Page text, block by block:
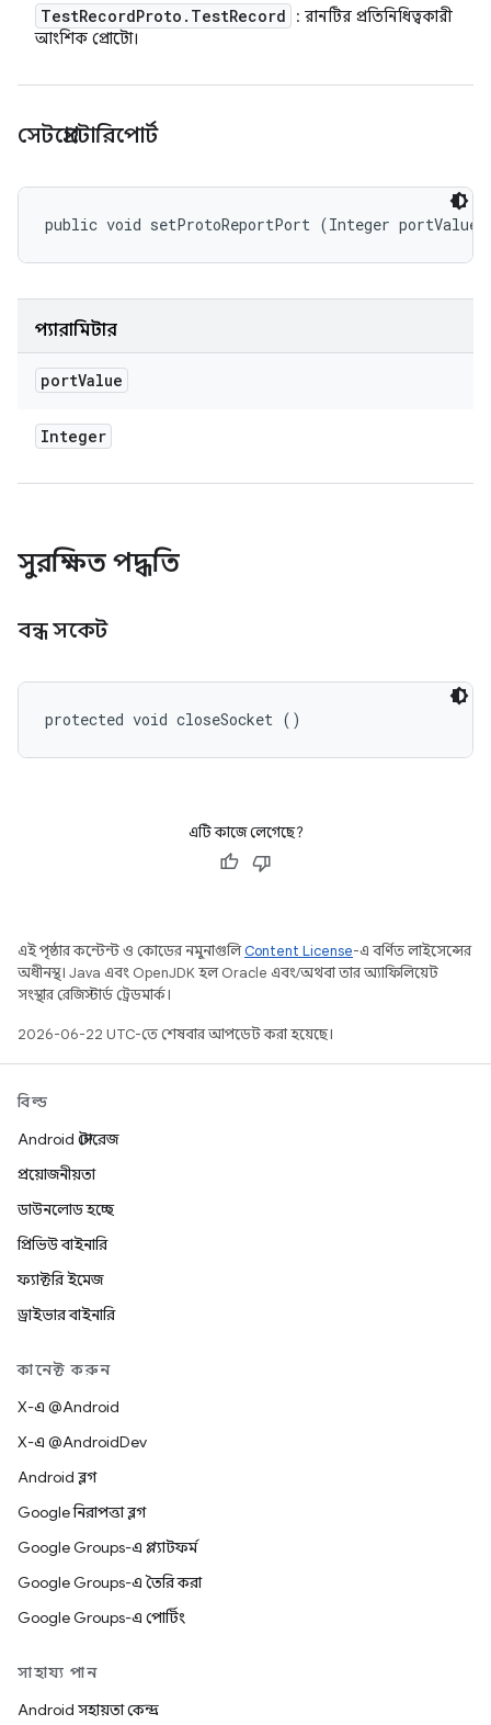
TestRecordProto . TestRecord
: রানটির প্রতিনিধিত্বকারী
আংশিক প্রোটো।
সেটপ্রোটোরিপোর্ট
public void setProtoReportPort (Integer portValue)
প্যারামিটার
portValue
Integer
সুরক্ষিত পদ্ধতি
বন্ধ সকেট
protected void closeSocket ()
এটি কাজে লেগেছে?
এই পৃষ্ঠার কন্টেন্ট ও কোডের নমুনাগুলিContent License-এ বর্ণিত লাইসেন্সের
অধীনস্থ। Java এবং OpenJDK হল Oracle এবং/অথবা তার অ্যাফিলিয়েট
সংস্থার রেজিস্টার্ড ট্রেডমার্ক।
2026-06-22 UTC-তে শেষবার আপডেট করা হয়েছে।
বিল্ড
Android স্টোরেজ
প্রয়োজনীয়তা
ডাউনলোড হচ্ছে
প্রিভিউ বাইনারি
ফ্যাক্টরি ইমেজ
ড্রাইভার বাইনারি
কানেক্ট করুন
X-এ @Android
X-এ @AndroidDev
Android ব্লগ
Google নিরাপত্তা ব্লগ
Google Groups-এ প্ল্যাটফর্ম
Google Groups-এ তৈরি করা
Google Groups-এ পোর্টিং
সাহায্য পান
Android সহায়তা কেন্দ্র